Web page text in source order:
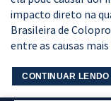
impacto direto na
Brasileira de
entre as causas
CONTINUAR LENDO